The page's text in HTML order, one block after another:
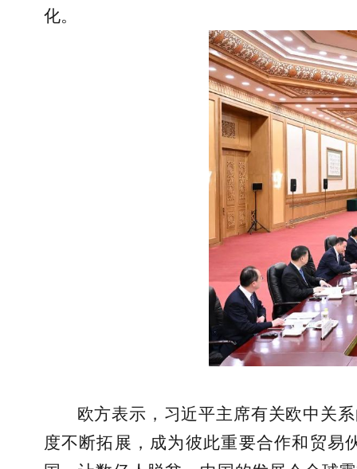
化。
欧方表示，习近平主席有关欧中关
度不断拓展，成为彼此重要合作和贸易